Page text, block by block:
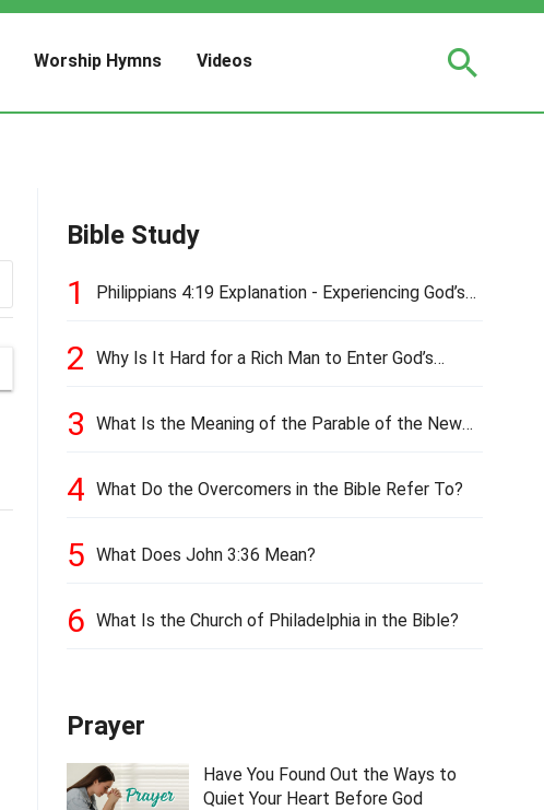
Worship Hymns Videos
Bible Study
1
Philippians 4:19 Explanation - Experiencing God’s
2
Why Is It Hard for a Rich Man to Enter God’s
3
What Is the Meaning of the Parable of the New
4 What Do the Overcomers in the Bible Refer To?
5 What Does John 3:36 Mean?
6 What Is the Church of Philadelphia in the Bible?
Prayer
Have You Found Out the Ways to
Quiet Your Heart Before God